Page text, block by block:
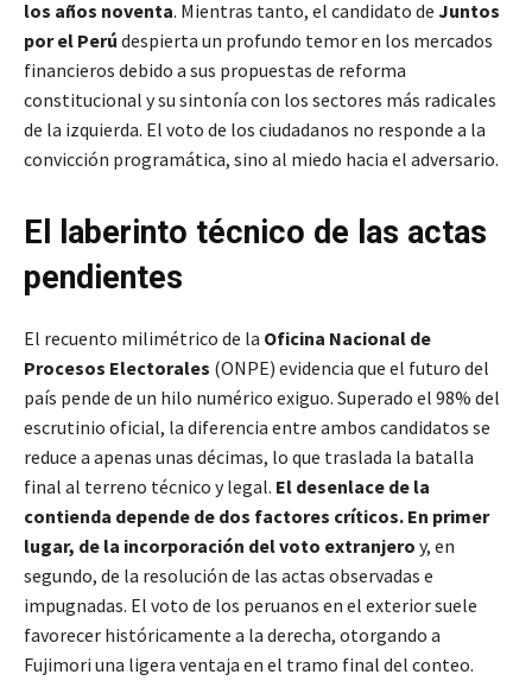
los años noventa. Mientras tanto, el candidato de Juntos
por el Perú despierta un profundo temor en los mercados
financieros debido a sus propuestas de reforma
constitucional y su sintonía con los sectores más radicales
de la izquierda. El voto de los ciudadanos no responde a la
convicción programática, sino al miedo hacia el adversario.
El laberinto técnico de las actas
pendientes
El recuento milimétrico de la Oficina Nacional de
Procesos Electorales (ONPE) evidencia que el futuro del
país pende de un hilo numérico exiguo. Superado el 98% del
escrutinio oficial, la diferencia entre ambos candidatos se
reduce a apenas unas décimas, lo que traslada la batalla
final al terreno técnico y legal. El desenlace de la
contienda depende de dos factores críticos. En primer
lugar, de la incorporación del voto extranjero y, en
segundo, de la resolución de las actas observadas e
impugnadas. El voto de los peruanos en el exterior suele
favorecer históricamente a la derecha, otorgando a
Fujimori una ligera ventaja en el tramo final del conteo.